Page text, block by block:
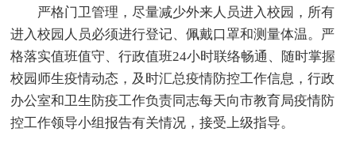
严格门卫管理，尽量减少外来人员进入校园，所有
进入校园人员必须进行登记、佩戴口罩和测量体温。严
格落实值班值守、行政值班24小时联络畅通、随时掌握
校园师生疫情动态，及时汇总疫情防控工作信息，行政
办公室和卫生防疫工作负责同志每天向市教育局疫情防
控工作领导小组报告有关情况，接受上级指导。